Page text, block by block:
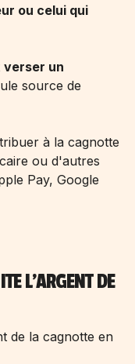
ou celui qui
verser un
source de
à la cagnotte
ou d'autres
Pay, Google
L'ARGENT DE
de la cagnotte en